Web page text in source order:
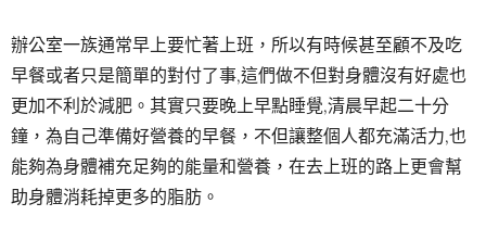
辦公室一族通常早上要忙著上班，所以有時候甚至顧不及吃
早餐或者只是簡單的對付了事,這們做不但對身體沒有好處也
更加不利於減肥。其實只要晚上早點睡覺,清晨早起二十分
鐘，為自己準備好營養的早餐，不但讓整個人都充滿活力,也
能夠為身體補充足夠的能量和營養，在去上班的路上更會幫
助身體消耗掉更多的脂肪。